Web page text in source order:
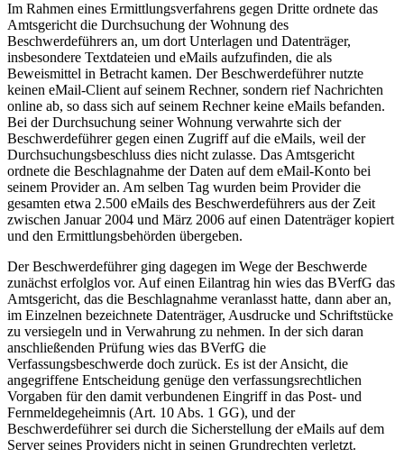
Im Rahmen eines Ermittlungsverfahrens gegen Dritte ordnete das
Amtsgericht die Durchsuchung der Wohnung des
Beschwerdeführers an, um dort Unterlagen und Datenträger,
insbesondere Textdateien und eMails aufzufinden, die als
Beweismittel in Betracht kamen. Der Beschwerdeführer nutzte
keinen eMail-Client auf seinem Rechner, sondern rief Nachrichten
online ab, so dass sich auf seinem Rechner keine eMails befanden.
Bei der Durchsuchung seiner Wohnung verwahrte sich der
Beschwerdeführer gegen einen Zugriff auf die eMails, weil der
Durchsuchungsbeschluss dies nicht zulasse. Das Amtsgericht
ordnete die Beschlagnahme der Daten auf dem eMail-Konto bei
seinem Provider an. Am selben Tag wurden beim Provider die
gesamten etwa 2.500 eMails des Beschwerdeführers aus der Zeit
zwischen Januar 2004 und März 2006 auf einen Datenträger kopiert
und den Ermittlungsbehörden übergeben.
Der Beschwerdeführer ging dagegen im Wege der Beschwerde
zunächst erfolglos vor. Auf einen Eilantrag hin wies das BVerfG das
Amtsgericht, das die Beschlagnahme veranlasst hatte, dann aber an,
im Einzelnen bezeichnete Datenträger, Ausdrucke und Schriftstücke
zu versiegeln und in Verwahrung zu nehmen. In der sich daran
anschließenden Prüfung wies das BVerfG die
Verfassungsbeschwerde doch zurück. Es ist der Ansicht, die
angegriffene Entscheidung genüge den verfassungsrechtlichen
Vorgaben für den damit verbundenen Eingriff in das Post- und
Fernmeldegeheimnis (Art. 10 Abs. 1 GG), und der
Beschwerdeführer sei durch die Sicherstellung der eMails auf dem
Server seines Providers nicht in seinen Grundrechten verletzt.